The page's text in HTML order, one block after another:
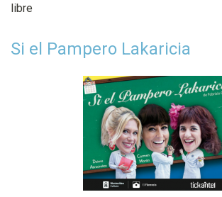
libre
Si el Pampero Lakaricia